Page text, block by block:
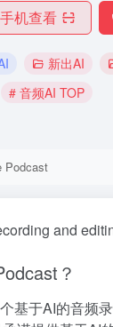
手机查看
新出AI
# 音频AI TOP
Podcast
and
？
基于AI的音频